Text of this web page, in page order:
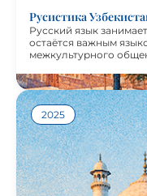
Русистика
Русский язык
остаётся важным
межкультурного
2025